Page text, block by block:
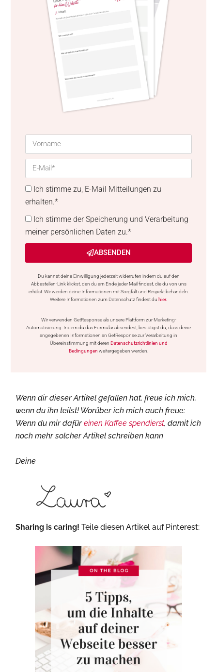
Ich stimme zu, E-Mail Mitteilungen zu
erhalten.*
Ich stimme der Speicherung und Verarbeitung
meiner persönlichen Daten zu.*
ABSENDEN
Du kannst deine Einwilligung jederzeit widerrufen indem du auf den
Abbestellen-Link klickst, den du am Ende jeder Mail findest, die du von uns
erhälst. Wir werden deine Informationen mit Sorgfalt und Respekt behandeln.
Weitere Informationen zum Datenschutz findest du hier.
Wir verwenden GetResponse als unsere Plattform zur Marketing-
Automatisierung. Indem du das Formular absendest, bestätigst du, dass deine
angegebenen Informationen an GetResponse zur Verarbeitung in
Übereinstimmung mit deren Datenschutzrichtlinien und
Bedingungen weitergegeben werden.
Wenn dir dieser Artikel gefallen hat, freue ich mich,
wenn du ihn teilst! Worüber ich mich auch freue:
Wenn du mir dafüreinen Kaffee spendierst, damit ich
noch mehr solcher Artikel schreiben kann
Deine
Sharing is caring! Teile diesen Artikel auf Pinterest: